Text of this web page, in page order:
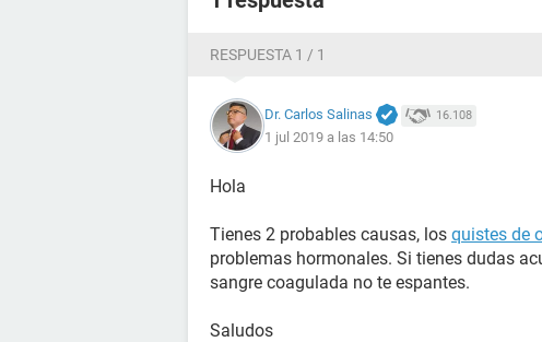
RESPUESTA 1 / 1
Dr. Carlos Salinas 16.108
1 jul 2019 a las 14:50
Hola
Tienes 2 probables causas, los quistes de
problemas hormonales. Si tienes dudas
sangre coagulada no te espantes.
Saludos